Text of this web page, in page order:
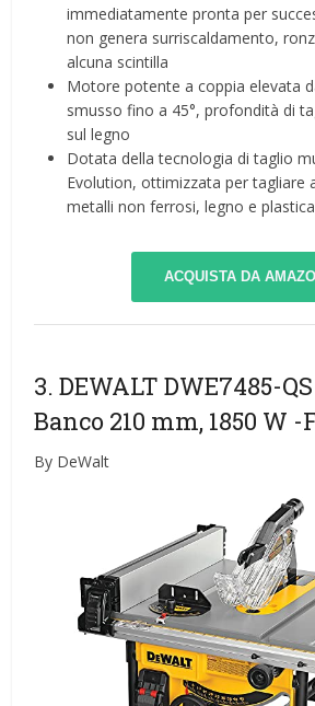
immediatamente pronta per
non genera surriscaldamento,
alcuna scintilla
Motore potente a coppia elevata
smusso fino a 45°, profondità di
sul legno
Dotata della tecnologia di taglio
Evolution, ottimizzata per tagliare
metalli non ferrosi, legno e
ACQUISTA DA
3. DEWALT DWE7485-
Banco 210 mm, 1850 W -
By DeWalt